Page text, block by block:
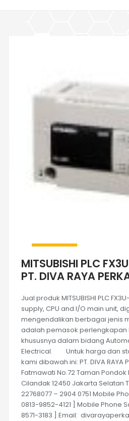
MITSUBISHI PLC
PT. DIVA RAYA
Jual produk MITSUBISHI PLC
supply, CPU and I/O main unit,
mengendalikan berbagai jenis
adalah pemasok perlengkapan
khususnya dalam bidang
Electrical. Untuk harga dan
kami dibawah ini: PT. DIVA RAYA
Fatmawati No.72 Taman Pondok
Cilandak 12450 Jakarta Selatan
22768077 – 2904 0751 Mobile
0813-9852-4121 ] Mobile Phone
8571-3183 ] Email: